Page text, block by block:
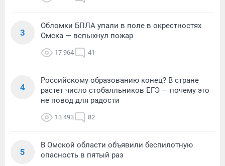
3
Обломки БПЛА упали в поле в окрестностях
Омска — вспыхнул пожар
17 964 41
4
Российскому образованию конец? В стране
растет число стобалльников ЕГЭ — почему это
не повод для радости
13 493 82
5
В Омской области объявили беспилотную
опасность в пятый раз